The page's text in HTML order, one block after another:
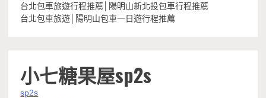
台北包車旅遊行程推薦│陽明山新北投包車行程推薦
台北包車旅遊│陽明山包車一日遊行程推薦
小七糖果屋sp2s
sp2s